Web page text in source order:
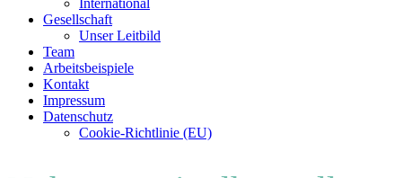
International
Gesellschaft
Unser Leitbild
Team
Arbeitsbeispiele
Kontakt
Impressum
Datenschutz
Cookie-Richtlinie (EU)